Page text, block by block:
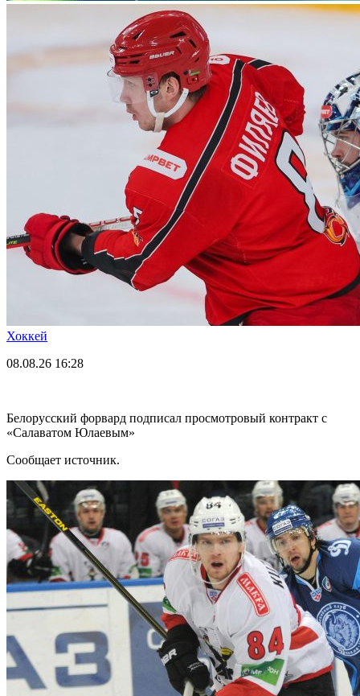
Хоккей
08.08.26 16:28
Белорусский форвард подписал просмотровый контракт с
«Салаватом Юлаевым»
Сообщает источник.